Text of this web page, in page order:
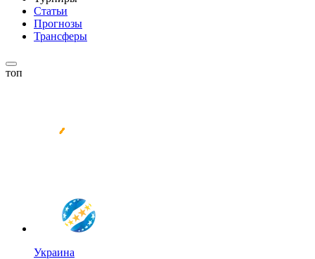
Статьи
Прогнозы
Трансферы
топ
Украина